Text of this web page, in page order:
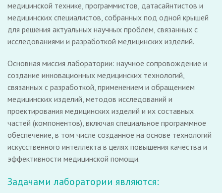
медицинской технике, программистов, датасайнтистов и
медицинских специалистов, собранных под одной крышей
для решения актуальных научных проблем, связанных с
исследованиями и разработкой медицинских изделий.
Основная миссия лаборатории: научное сопровождение и
создание инновационных медицинских технологий,
связанных с разработкой, применением и обращением
медицинских изделий, методов исследований и
проектирования медицинских изделий и их составных
частей (компонентов), включая специальное программное
обеспечение, в том числе созданное на основе технологий
искусственного интеллекта в целях повышения качества и
эффективности медицинской помощи.
Задачами лаборатории являются: